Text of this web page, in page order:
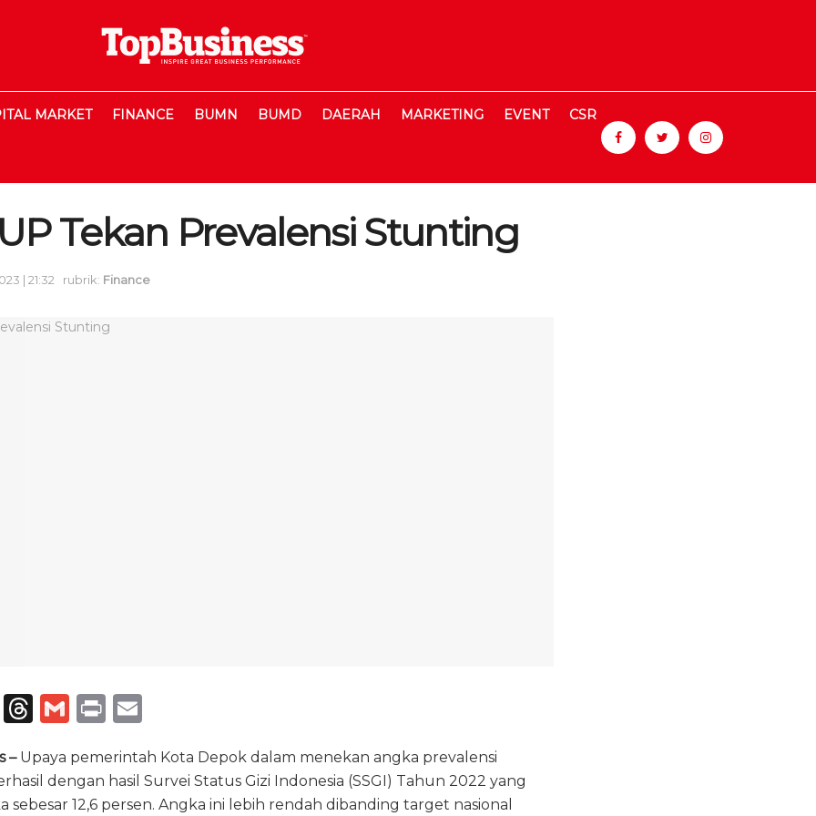
MARKET FINANCE BUMN BUMD DAERAH MARKETING EVENT CSR
Tekan Prevalensi Stunting
| 21:32 rubrik: Finance
T
T
re
a
G
ai
l
P
n
t
ai
l
–Upaya pemerintah Kota Depok dalam menekan angka prevalensi
dengan hasil Survei Status Gizi Indonesia (SSGI) Tahun 2022 yang
12,6 persen. Angka ini lebih rendah dibanding target nasional